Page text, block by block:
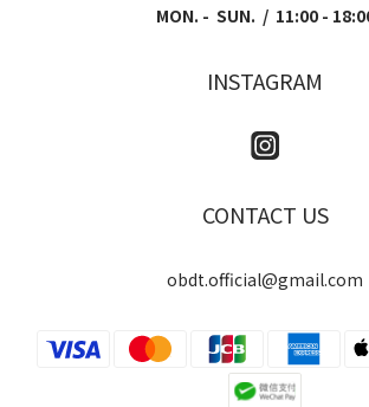
MON. - SUN. / 11:00 -
INSTAGRAM
CONTACT US
obdt.official@gmail.com